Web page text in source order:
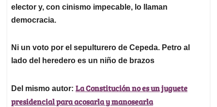
elector y, con cinismo impecable, lo llaman
democracia.
Ni un voto por el sepulturero de Cepeda. Petro al
lado del heredero es un niño de brazos
Del mismo autor: La Constitución no es un juguete
presidencial para acosarla y manosearla